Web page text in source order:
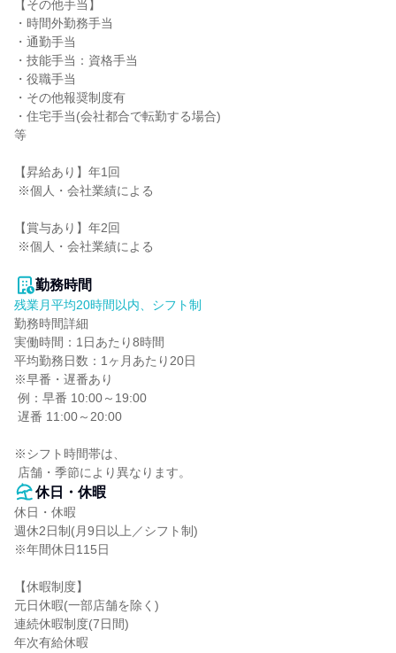
【その他手当】
・時間外勤務手当
・通勤手当
・技能手当：資格手当
・役職手当
・その他報奨制度有
・住宅手当(会社都合で転勤する場合)
等
【昇給あり】年1回
【賞与あり】年2回
勤務時間
残業月平均20時間以内、シフト制
勤務時間詳細
実働時間：1日あたり8時間
平均勤務日数：1ヶ月あたり20日
※早番・遅番あり
※シフト時間帯は、
店舗・季節により異なります。
休日・休暇
休日・休暇
週休2日制(月9日以上／シフト制)
※年間休日115日
【休暇制度】
元日休暇(一部店舗を除く)
連続休暇制度(7日間)
年次有給休暇